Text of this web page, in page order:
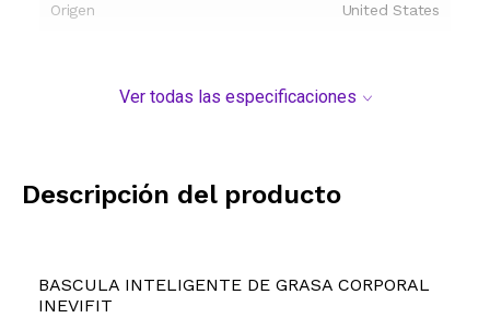
Origen United States
Ver todas las especificaciones
Descripción del producto
BASCULA INTELIGENTE DE GRASA CORPORAL
INEVIFIT